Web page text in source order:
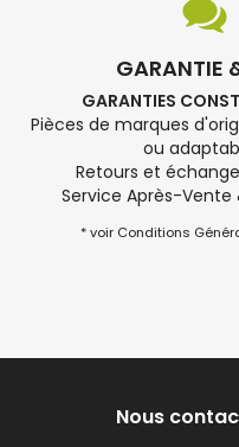
GARANTIE
GARANTIES
Pièces de marques
ou
Retours et
Service Après-Vente
* voir Conditions
Nous